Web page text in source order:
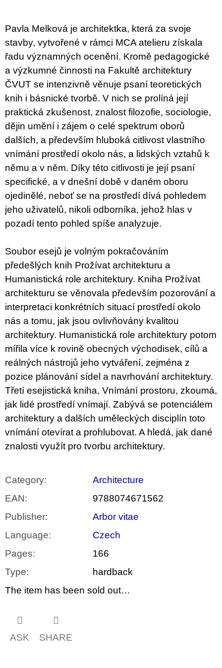
Pavla Melková je architektka, která za svoje
stavby, vytvořené v rámci MCA atelieru získala
řadu významných ocenění. Kromě pedagogické
a výzkumné činnosti na Fakultě architektury
ČVUT se intenzivně věnuje psaní teoretických
knih i básnické tvorbě. V nich se prolíná její
praktická zkušenost, znalost filozofie, sociologie,
dějin umění i zájem o celé spektrum oborů
dalších, a především hluboká citlivost vlastního
vnímání prostředí okolo nás, a lidských vztahů k
němu a v něm. Díky této citlivosti je její psaní
specifické, a v dnešní době v daném oboru
ojedinělé, neboť se na prostředí dívá pohledem
jeho uživatelů, nikoli odborníka, jehož hlas v
pozadí tento pohled spíše analyzuje.
Soubor esejů je volným pokračováním
předešlých knih Prožívat architekturu a
Humanistická role architektury. Kniha Prožívat
architekturu se věnovala především pozorování a
interpretaci konkrétních situací prostředí okolo
nás a tomu, jak jsou ovlivňovány kvalitou
architektury. Humanistická role architektury potom
mířila více k rovině obecných východisek, cílů a
reálných nástrojů jeho vytváření, zejména z
pozice plánování sídel a navrhování architektury.
Třetí esejistická kniha, Vnímání prostoru, zkoumá,
jak lidé prostředí vnímají. Zabývá se potenciálem
architektury a dalších uměleckých disciplín toto
vnímání otevírat a prohlubovat. A hledá, jak dané
znalosti využít pro tvorbu architektury.
Category:
Architecture
EAN:
9788074671562
Publisher:
Arbor vitae
Language:
Czech
Pages:
166
Type:
hardback
The item has been sold out…
ASK SHARE
m
e
n
d
VÝVAR
NEJEN
ROMSKÉ
RECEPTY
PRO
SNESITELNĚJŠÍ
KLIMA
300
Kč
350
Kč